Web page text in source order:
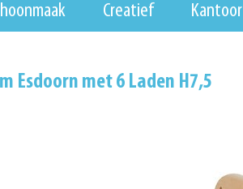
Creatief Kantoor
Esdoorn met 6 Laden H7,5